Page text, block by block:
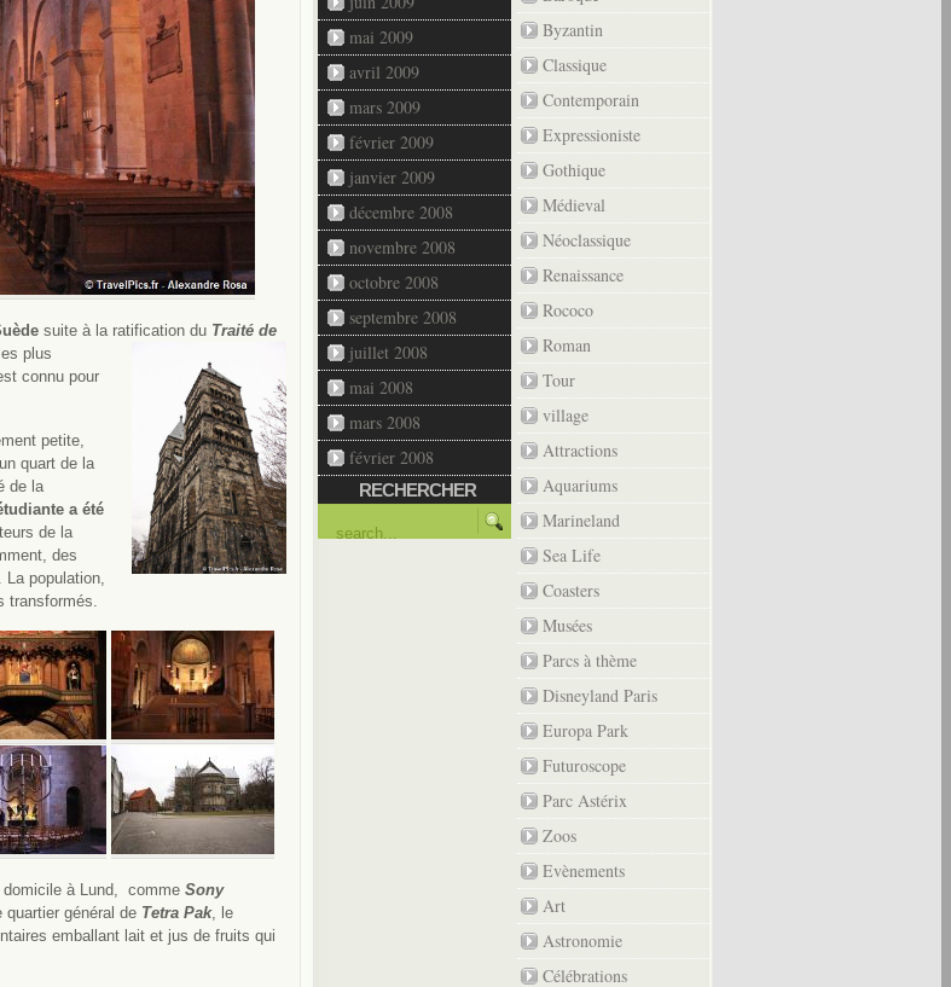
suite à la ratification du Traité de
plus
connu pour
petite,
quart de la
de la
a été
de la
des
La population,
transformés.
domicile à Lund, comme Sony
quartier général de Tetra Pak, le
emballant lait et jus de fruits qui
mai 2009
avril 2009
mars 2009
février 2009
janvier 2009
décembre 2008
novembre 2008
octobre 2008
septembre 2008
juillet 2008
mai 2008
mars 2008
février 2008
RECHERCHER
Byzantin
Classique
Contemporain
Expressioniste
Gothique
Médieval
Néoclassique
Renaissance
Rococo
Roman
Tour
village
Attractions
Aquariums
Marineland
Sea Life
Coasters
Musées
Parcs à thème
Disneyland Paris
Europa Park
Futuroscope
Parc Astérix
Zoos
Evènements
Art
Astronomie
Célébrations